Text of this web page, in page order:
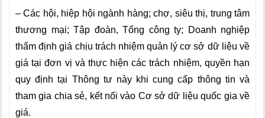
–Các hội, hiệp hội ngành hàng; chợ, siêu thị, trung tâm
thương mại; Tập đoàn, Tổng công ty; Doanh nghiệp
thẩm định giá chịu trách nhiệm quản lý cơ sở dữ liệu về
giá tại đơn vị và thực hiện các trách nhiệm, quyền hạn
quy định tại Thông tư này khi cung cấp thông tin và
tham gia chia sẻ, kết nối vào Cơ sở dữ liệu quốc gia về
giá.